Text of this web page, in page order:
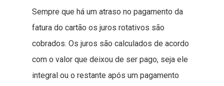
Sempre que há um atraso no pagamento da
fatura do cartão os juros rotativos são
cobrados. Os juros são calculados de acordo
com o valor que deixou de ser pago, seja ele
integral ou o restante após um pagamento